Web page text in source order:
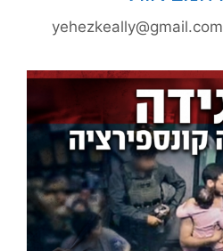
yehezkeally@gmail.com